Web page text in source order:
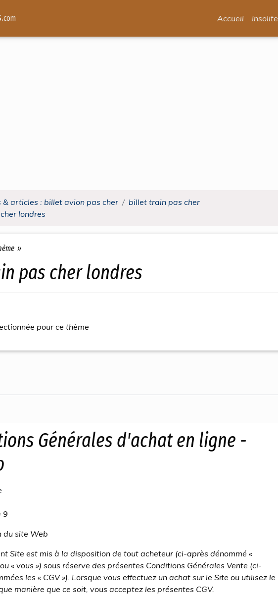
com Accueil Insolite
& articles : billet avion pas cher
billet train pas cher
londres
»
pas cher londres
pour ce thème
Générales d'achat en ligne -
9
du site Web
Site est mis à la disposition de tout acheteur (ci-après dénommé «
« vous ») sous réserve des présentes Conditions Générales Vente (ci-
les « CGV »). Lorsque vous effectuez un achat sur le Site ou utilisez le
manière que ce soit, vous acceptez les présentes CGV.